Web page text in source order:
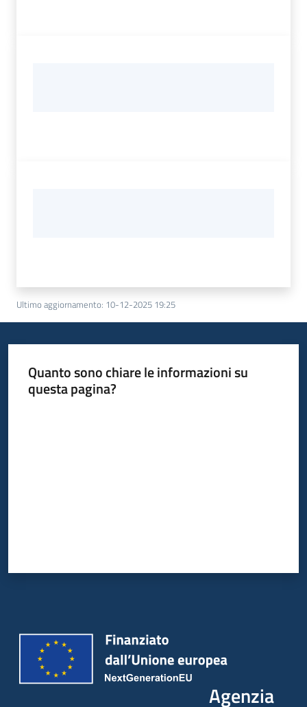
Ultimo aggiornamento: 10-12-2025 19:25
Quanto sono chiare le informazioni su
questa pagina?
Agenzia